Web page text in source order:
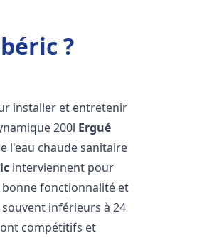
?
installer et entretenir
200l Ergué
l'eau chaude sanitaire
interviennent pour
bonne fonctionnalité et
inférieurs à 24
compétitifs et